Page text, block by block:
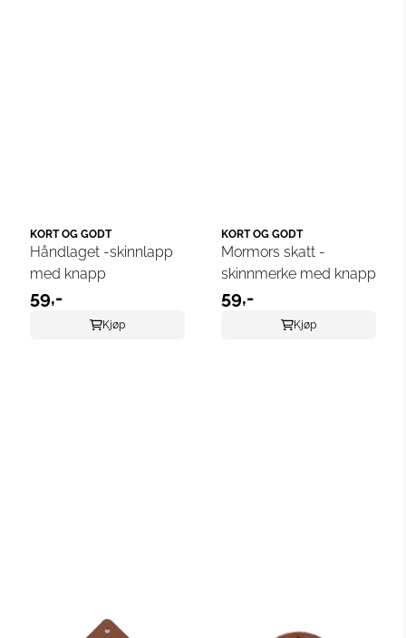
KORT OG GODT
Håndlaget -skinnlapp
med knapp
59,-
Kjøp
KORT OG GODT
Mormors skatt -
skinnmerke med knapp
59,-
Kjøp